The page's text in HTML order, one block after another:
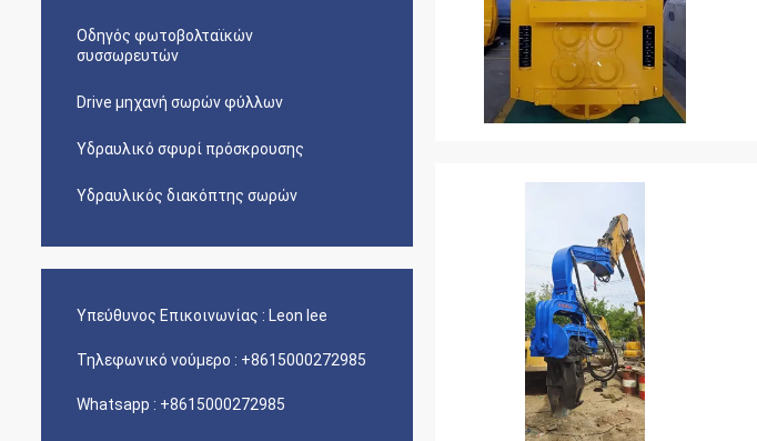
Οδηγός φωτοβολταϊκών
συσσωρευτών
Drive μηχανή σωρών φύλλων
Υδραυλικό σφυρί πρόσκρουσης
Υδραυλικός διακόπτης σωρών
Υπεύθυνος Επικοινωνίας : Leon lee
Τηλεφωνικό νούμερο : +8615000272985
Whatsapp : +8615000272985